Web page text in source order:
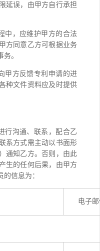
延误， 由甲方自行承担
中，应维护甲方的合法
方同意乙方可根据业务
。
甲方反馈专利申请的进
种文件资料应及时提供
行沟通、联系，配合乙
系方式需主动以书面形
通知乙方。否则，由此
生的任何后果， 由甲方
的信息为：
电子